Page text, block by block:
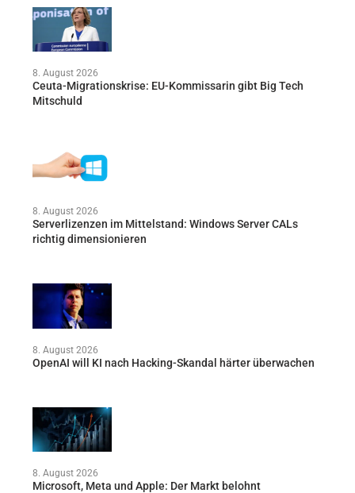
8. August 2026
Ceuta-Migrationskrise: EU-Kommissarin gibt Big Tech
Mitschuld
8. August 2026
Serverlizenzen im Mittelstand: Windows Server CALs
richtig dimensionieren
8. August 2026
OpenAI will KI nach Hacking-Skandal härter überwachen
8. August 2026
Microsoft, Meta und Apple: Der Markt belohnt